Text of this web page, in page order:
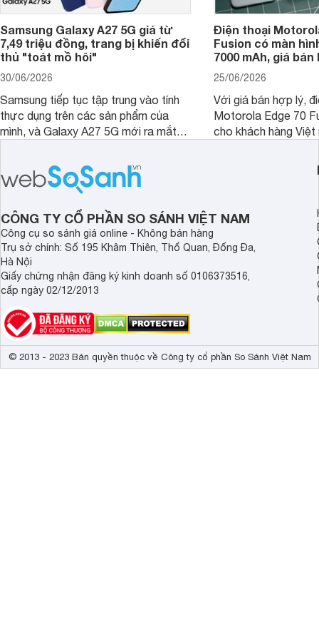
Samsung Galaxy A27 5G giá từ
7,49 triệu đồng, trang bị khiến đối
thủ "toát mồ hôi"
30/06/2026
Samsung tiếp tục tập trung vào tính
thực dụng trên các sản phẩm của
mình, và Galaxy A27 5G mới ra mắt
tới cho người dùng một thiết bị chất
lượng với nhiều trang bị ấn tượng và
độ bền bỉ cho nhu cầu sử dụng lâu
dài.
Điện thoại
Fusion có màn
7000 mAh, giá
25/06/2026
Với giá bán hợp lý,
Motorola Edge 70
cho khách hàng Việt
trang bị hiện đại
CÔNG TY CỔ PHẦN SO SÁNH VIỆT NAM
Công cụ so sánh giá online - Không bán hàng
Trụ sở chính: Số 195 Khâm Thiên, Thổ Quan, Đống Đa,
Hà Nội
Giấy chứng nhận đăng ký kinh doanh số 0106373516,
cấp ngày 02/12/2013
© 2013 - 2023 Bản quyền thuộc về Công ty cổ phần So Sánh Việt Nam